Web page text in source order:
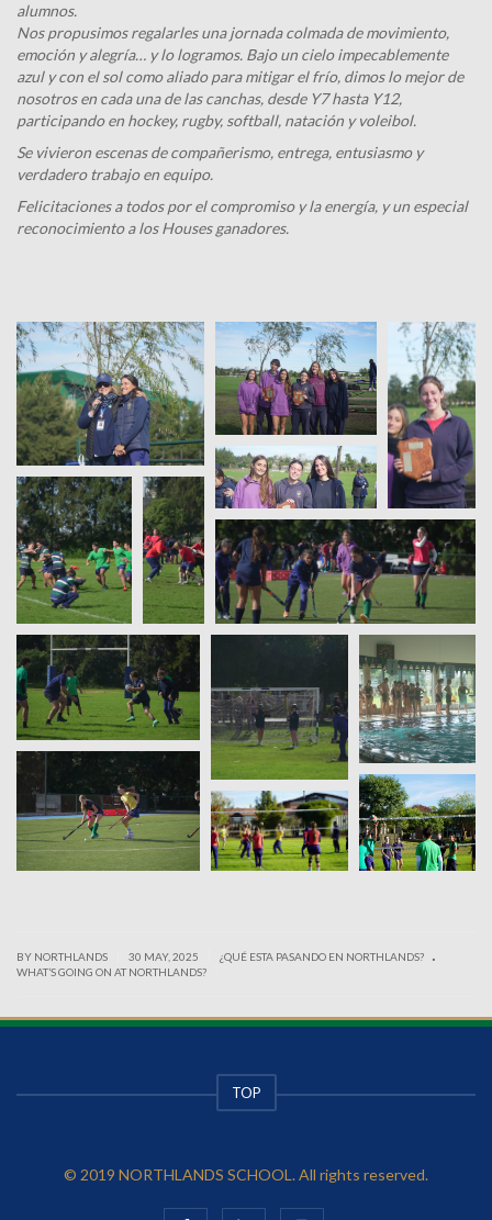
alumnos.
Nos propusimos regalarles una jornada colmada de movimiento,
emoción y alegría… y lo logramos. Bajo un cielo impecablemente
azul y con el sol como aliado para mitigar el frío, dimos lo mejor de
nosotros en cada una de las canchas, desde Y7 hasta Y12,
participando en hockey, rugby, softball, natación y voleibol.
Se vivieron escenas de compañerismo, entrega, entusiasmo y
verdadero trabajo en equipo.
Felicitaciones a todos por el compromiso y la energía, y un especial
reconocimiento a los Houses ganadores.
BY NORTHLANDS 30 MAY, 2025 ¿QUÉ ESTA PASANDO EN NORTHLANDS? .
WHAT’S GOING ON AT NORTHLANDS?
TOP
© 2019 NORTHLANDS SCHOOL. All rights reserved.